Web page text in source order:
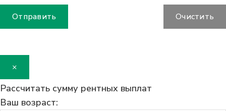
×
Рассчитать сумму рентных выплат
Ваш возраст: